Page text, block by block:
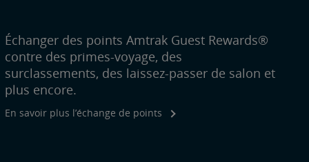
Échanger des points Amtrak Guest Rewards®
contre des primes-voyage, des
surclassements, des laissez-passer de salon et
plus encore.
En savoir plus l’échange de points